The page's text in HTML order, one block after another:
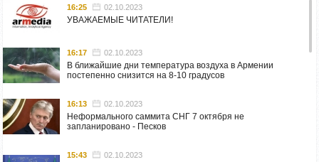
16:25 02.10.2023
УВАЖАЕМЫЕ ЧИТАТЕЛИ!
16:17 02.10.2023
В ближайшие дни температура воздуха в Армении
постепенно снизится на 8-10 градусов
16:13 02.10.2023
Неформального саммита СНГ 7 октября не
запланировано - Песков
15:43 02.10.2023